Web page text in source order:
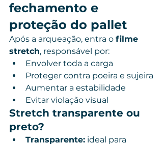
fechamento e
proteção do pallet
Após a arqueação, entra o filme
stretch, responsável por:
Envolver toda a carga
Proteger contra poeira e sujeira
Aumentar a estabilidade
Evitar violação visual
Stretch transparente ou
preto?
Transparente: ideal para